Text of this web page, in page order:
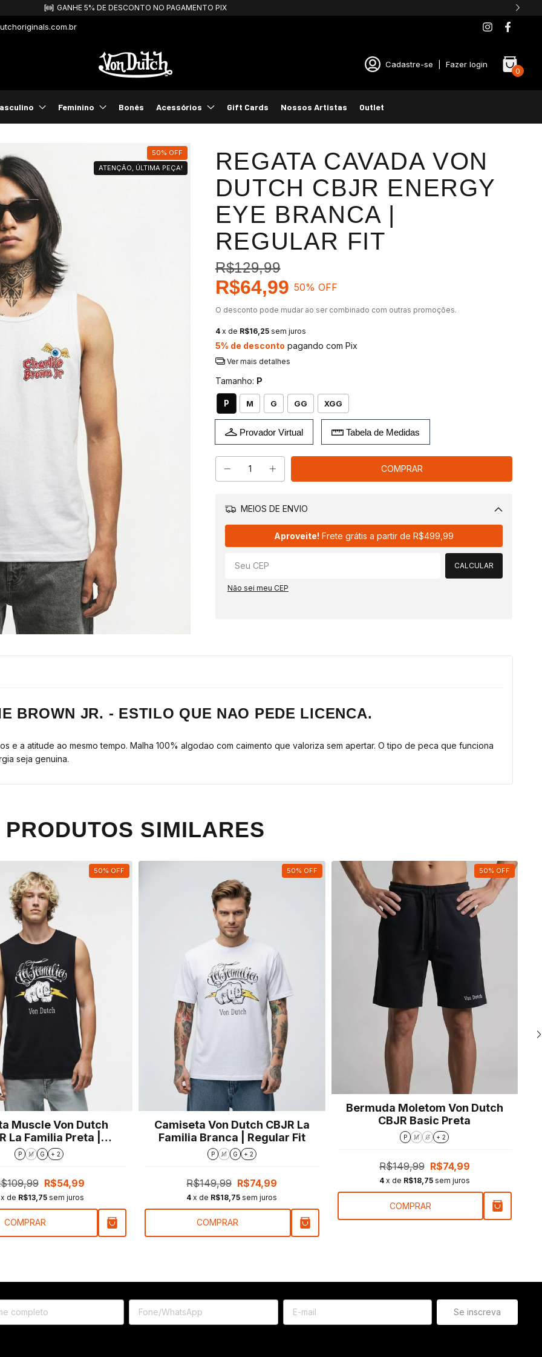
FRETE GRÁTIS PARA COMPRAS ACIMA DE R$499,99!
Cadastre-se Fazer login
0
Feminino Bonés Acessórios Gift Cards Nossos Artistas Outlet
50% OFF
ATENÇÃO, ÚLTIMA PEÇA!
REGATA CAVADA VON
DUTCH CBJR ENERGY
EYE BRANCA |
REGULAR FIT
R$129,99
R$64,99 50% OFF
O desconto pode mudar ao ser combinado com outras promoções.
4 x de R$16,25 sem juros
5% de desconto pagando com Pix
Ver mais detalhes
Tamanho: P
P M G GG XGG
Provador Virtual Tabela de Medidas
MEIOS DE ENVIO
Aproveite! Frete grátis a partir de R$499,99
CALCULAR
Não sei meu CEP
BROWN JR. - ESTILO QUE NAO PEDE LICENCA.
e a atitude ao mesmo tempo. Malha 100% algodao com caimento que valoriza sem apertar. O tipo de peca que funciona
seja genuina.
PRODUTOS SIMILARES
50% OFF
Muscle Von Dutch
La Familia Preta |
Regular Fit
P M G + 2
R$54,99
x de R$13,75 sem juros
COMPRAR
50% OFF
Camiseta Von Dutch CBJR La
Familia Branca | Regular Fit
P M G + 2
R$149,99 R$74,99
4 x de R$18,75 sem juros
COMPRAR
50% OFF
Bermuda Moletom Von Dutch
CBJR Basic Preta
P M G + 2
R$149,99 R$74,99
4 x de R$18,75 sem juros
COMPRAR